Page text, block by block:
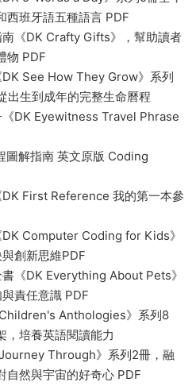
西班牙語五種語言 PDF
《DK Crafty Gifts》，幫助讀者
物 PDF
See How They Grow》系列
出生到成年的完整生命曆程
DK Eyewitness Travel Phrase
解指南 英文原版 Coding
First Reference 我的第一本參
Computer Coding for Kids》
創新思維PDF
《DK Everything About Pets》
責任意識 PDF
Anthologies》系列8
，培養英語閱讀能力
Through》系列2冊，融
自然與宇宙的好奇心 PDF